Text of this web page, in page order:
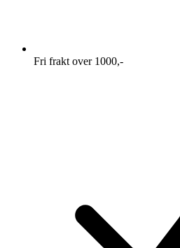
Fri frakt over 1000,-